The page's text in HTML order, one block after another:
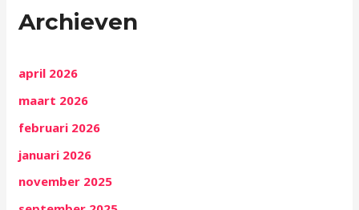
Archieven
april 2026
maart 2026
februari 2026
januari 2026
november 2025